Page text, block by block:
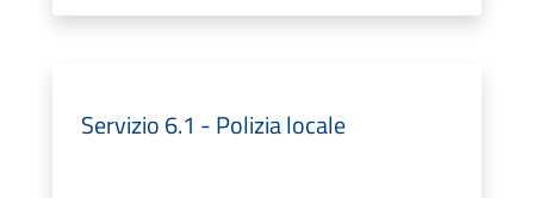
Servizio 6.1 - Polizia locale